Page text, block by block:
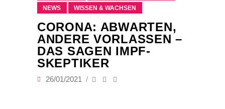
NEWS
WISSEN & WACHSEN
CORONA: ABWARTEN,
ANDERE VORLASSEN –
DAS SAGEN IMPF-
SKEPTIKER
26/01/2021